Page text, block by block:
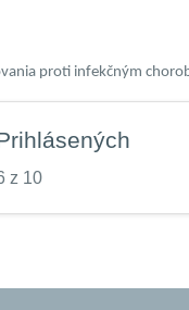
proti infekčným
z 10